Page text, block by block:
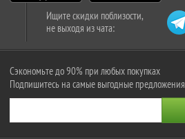
Ищите скидки поблизости,
не выходя из чата:
Сэкономьте до 90% при любых покупках
Подпишитесь на самые выгодные предложения